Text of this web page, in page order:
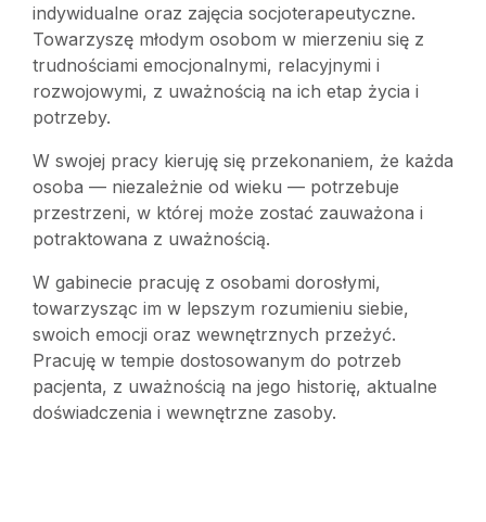
indywidualne oraz zajęcia socjoterapeutyczne.
Towarzyszę młodym osobom w mierzeniu się z
trudnościami emocjonalnymi, relacyjnymi i
rozwojowymi, z uważnością na ich etap życia i
potrzeby.
W swojej pracy kieruję się przekonaniem, że każda
osoba — niezależnie od wieku — potrzebuje
przestrzeni, w której może zostać zauważona i
potraktowana z uważnością.
W gabinecie pracuję z osobami dorosłymi,
towarzysząc im w lepszym rozumieniu siebie,
swoich emocji oraz wewnętrznych przeżyć.
Pracuję w tempie dostosowanym do potrzeb
pacjenta, z uważnością na jego historię, aktualne
doświadczenia i wewnętrzne zasoby.